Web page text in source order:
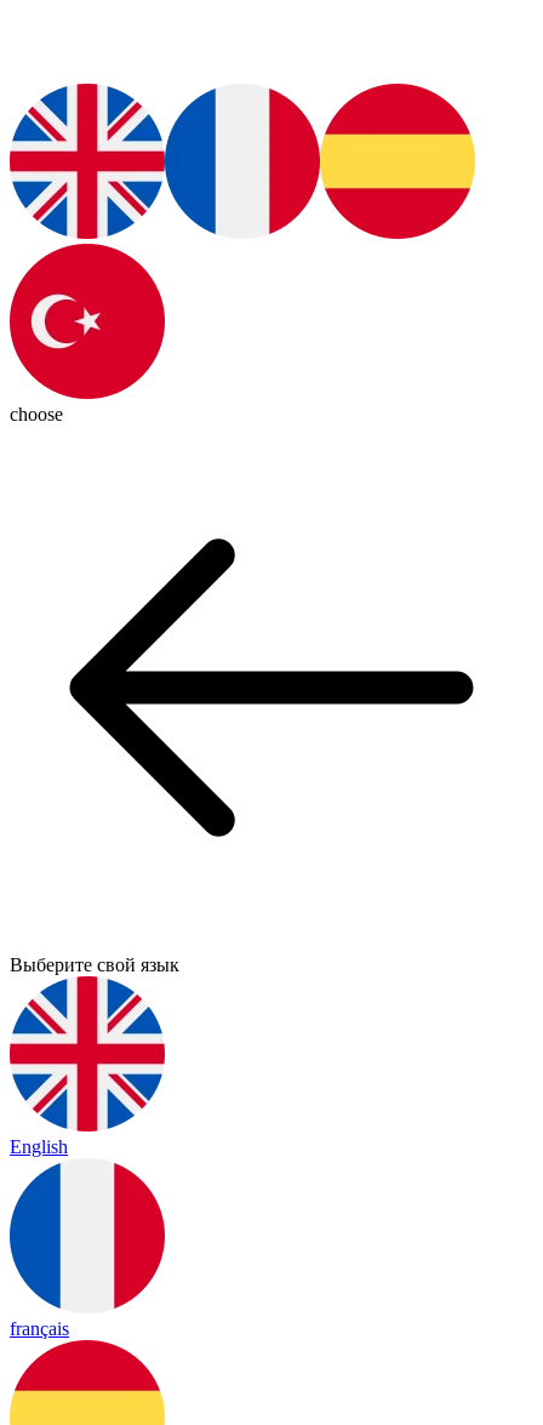
choose
Выберите свой язык
English
français